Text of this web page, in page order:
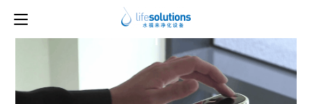
上一图片
1